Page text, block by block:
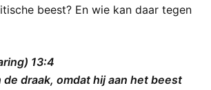
beest? En wie kan daar tegen
13:4
de draak, omdat hij aan het beest